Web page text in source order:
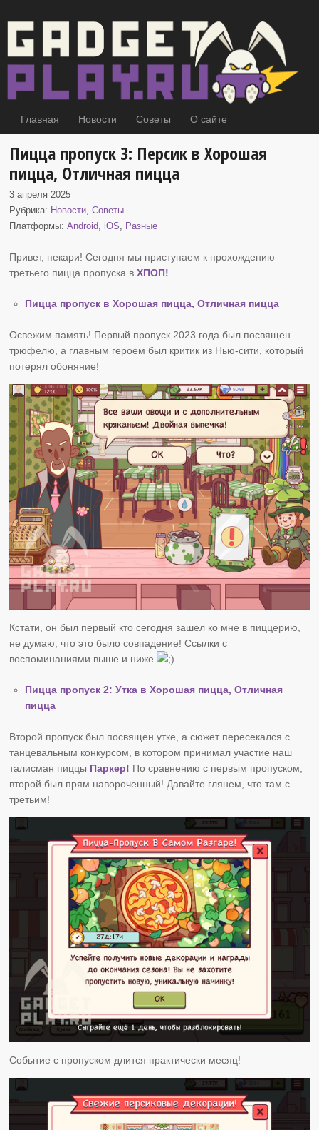
Главная Новости Советы О сайте
Пицца пропуск 3: Персик в Хорошая
пицца, Отличная пицца
3 апреля 2025
Рубрика: Новости,Советы
Платформы:Android, iOS, Разные
Привет, пекари! Сегодня мы приступаем к прохождению
третьего пицца пропуска вХПОП!
Пицца пропуск в Хорошая пицца, Отличная пицца
Освежим память! Первый пропуск 2023 года был посвящен
трюфелю, а главным героем был критик из Нью-сити, который
потерял обоняние!
Кстати, он был первый кто сегодня зашел ко мне в пиццерию,
не думаю, что это было совпадение! Ссылки с
воспоминаниями выше и ниже
Пицца пропуск 2: Утка в Хорошая пицца, Отличная
пицца
Второй пропуск был посвящен утке, а сюжет пересекался с
танцевальным конкурсом, в котором принимал участие наш
талисман пиццы Паркер! По сравнению с первым пропуском,
второй был прям навороченный! Давайте глянем, что там с
третьим!
Событие с пропуском длится практически месяц!